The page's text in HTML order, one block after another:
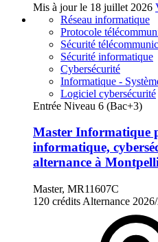
Mis à jour le 18 juillet 2026
Réseau informatique
Protocole
Sécurité
Sécurité informatique
Cybersécurité
Informatique -
Logiciel cybersécurité
Entrée Niveau 6 (Bac+3)
Master Informatique
informatique,
alternance à
Master, MR11607C
120 crédits Alternance